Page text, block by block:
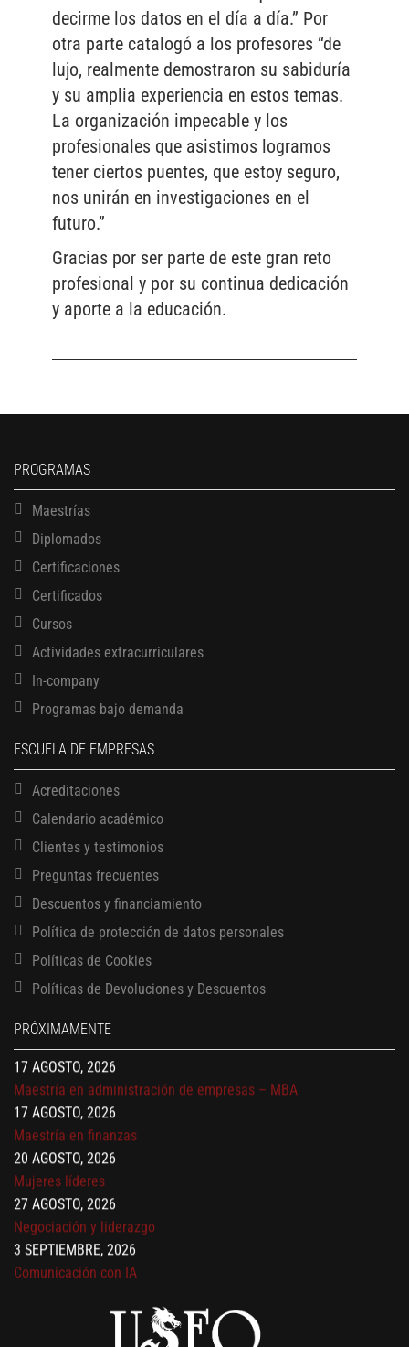
decirme los datos en el día a día.” Por
otra parte catalogó a los profesores “de
lujo, realmente demostraron su sabiduría
y su amplia experiencia en estos temas.
La organización impecable y los
profesionales que asistimos logramos
tener ciertos puentes, que estoy seguro,
nos unirán en investigaciones en el
futuro.”
Gracias por ser parte de este gran reto
profesional y por su continua dedicación
y aporte a la educación.
PROGRAMAS
Maestrías
Diplomados
Certificaciones
Certificados
Cursos
Actividades extracurriculares
In-company
Programas bajo demanda
ESCUELA DE EMPRESAS
Acreditaciones
Calendario académico
Clientes y testimonios
Preguntas frecuentes
Descuentos y financiamiento
Política de protección de datos personales
Políticas de Cookies
Políticas de Devoluciones y Descuentos
PRÓXIMAMENTE
13 AGOSTO, 2026
Finanzas para no financieros
17 AGOSTO, 2026
17 AGOSTO, 2026
Maestría en administración de empresas – MBA
17 AGOSTO, 2026
Maestría en finanzas
20 AGOSTO, 2026
Mujeres líderes
27 AGOSTO, 2026
Negociación y liderazgo
3 SEPTIEMBRE, 2026
Comunicación con IA
7 SEPTIEMBRE, 2026
13 AGOSTO, 2026
Finanzas para no financieros